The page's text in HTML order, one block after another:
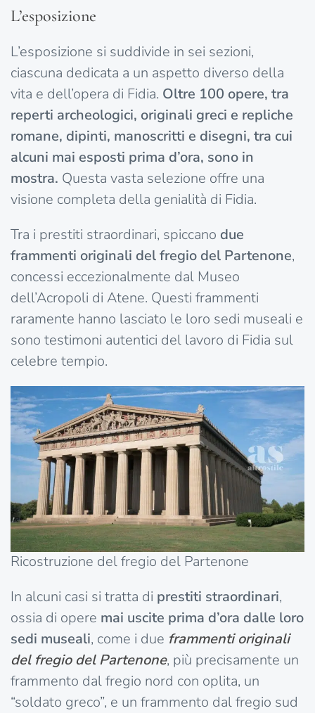
L’esposizione
L’esposizione si suddivide in sei sezioni,
ciascuna dedicata a un aspetto diverso della
vita e dell’opera di Fidia. Oltre 100 opere, tra
reperti archeologici, originali greci e repliche
romane, dipinti, manoscritti e disegni, tra cui
alcuni mai esposti prima d’ora, sono in
mostra. Questa vasta selezione offre una
visione completa della genialità di Fidia.
Tra i prestiti straordinari, spiccano due
frammenti originali del fregio del Partenone,
concessi eccezionalmente dal Museo
dell’Acropoli di Atene. Questi frammenti
raramente hanno lasciato le loro sedi museali e
sono testimoni autentici del lavoro di Fidia sul
celebre tempio.
Ricostruzione del fregio del Partenone
In alcuni casi si tratta di prestiti straordinari,
ossia di opere mai uscite prima d’ora dalle loro
sedi museali, come i due frammenti originali
del fregio del Partenone, più precisamente un
frammento dal fregio nord con oplita, un
“soldato greco”, e un frammento dal fregio sud